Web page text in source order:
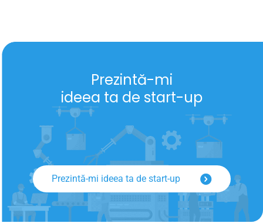
Prezintă-mi
ideea ta de start-up
Prezintă-mi ideea ta de start-up